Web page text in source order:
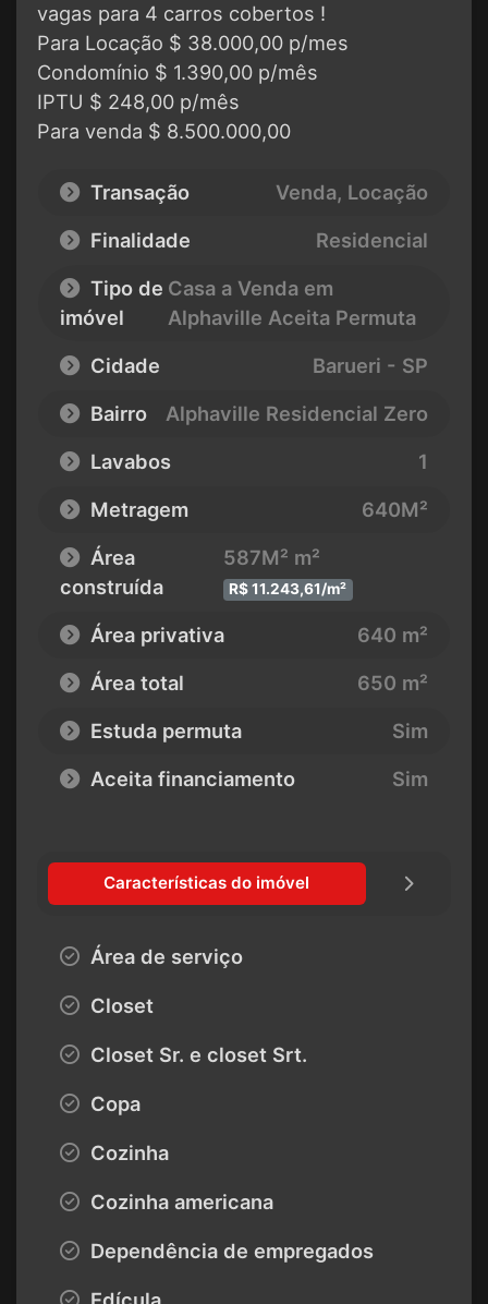
vagas para 4 carros cobertos !
Para Locação $ 38.000,00 p/mes
Condomínio $ 1.390,00 p/mês
IPTU $ 248,00 p/mês
Para venda $ 8.500.000,00
Transação
Venda, Locação
Finalidade
Residencial
Tipo de
imóvel
Casa a Venda em
Alphaville Aceita Permuta
Cidade
Barueri - SP
Bairro
Alphaville Residencial Zero
Lavabos
1
Metragem
640M²
Área
construída
587M² m²
R$ 11.243,61/m²
Área privativa
640 m²
Área total
650 m²
Estuda permuta
Sim
Aceita financiamento
Sim
Características do imóvel
Área de serviço
Closet
Closet Sr. e closet Srt.
Copa
Cozinha
Cozinha americana
Dependência de empregados